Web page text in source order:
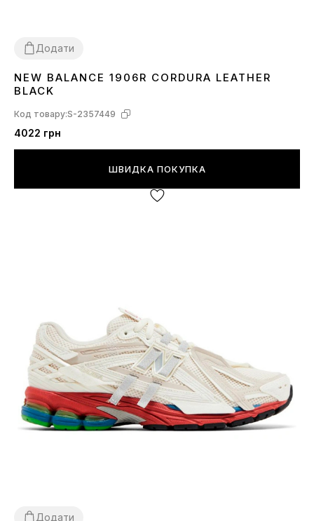
Додати
3637 3942
NEW BALANCE 1906R CORDURA LEATHER
BLACK
Код товару:S-2357449
4022 грн
ШВИДКА ПОКУПКА
Додати